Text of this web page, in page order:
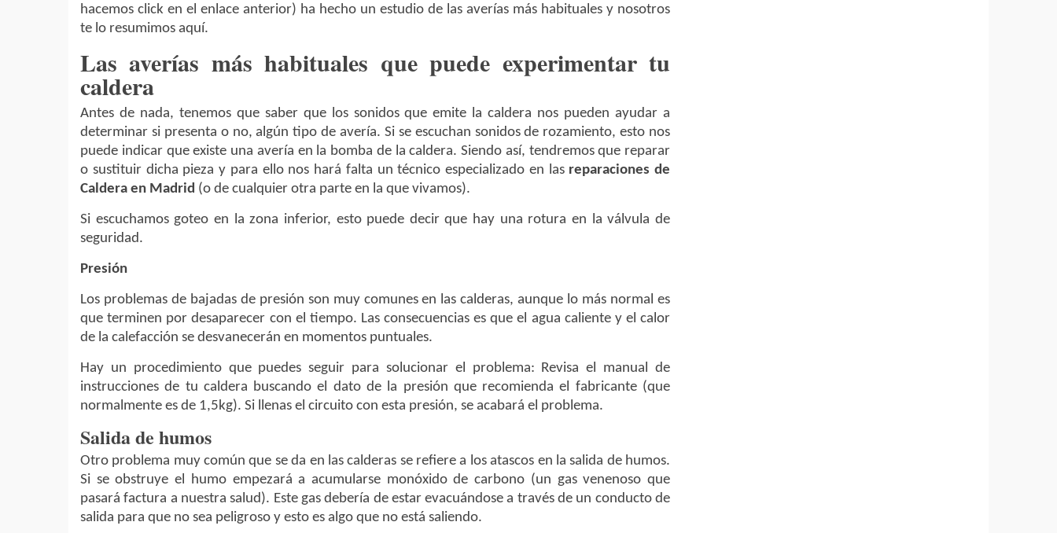
hacemos click en el enlace anterior) ha hecho un estudio de las averías más habituales y nosotros
te lo resumimos aquí.
Las averías más habituales que puede experimentar tu
caldera
Antes de nada, tenemos que saber que los sonidos que emite la caldera nos pueden ayudar a
determinar si presenta o no, algún tipo de avería. Si se escuchan sonidos de rozamiento, esto nos
puede indicar que existe una avería en la bomba de la caldera. Siendo así, tendremos que reparar
o sustituir dicha pieza y para ello nos hará falta un técnico especializado en las reparaciones de
Caldera en Madrid (o de cualquier otra parte en la que vivamos).
Si escuchamos goteo en la zona inferior, esto puede decir que hay una rotura en la válvula de
seguridad.
Presión
Los problemas de bajadas de presión son muy comunes en las calderas, aunque lo más normal es
que terminen por desaparecer con el tiempo. Las consecuencias es que el agua caliente y el calor
de la calefacción se desvanecerán en momentos puntuales.
Hay un procedimiento que puedes seguir para solucionar el problema: Revisa el manual de
instrucciones de tu caldera buscando el dato de la presión que recomienda el fabricante (que
normalmente es de 1,5kg). Si llenas el circuito con esta presión, se acabará el problema.
Salida de humos
Otro problema muy común que se da en las calderas se refiere a los atascos en la salida de humos.
Si se obstruye el humo empezará a acumularse monóxido de carbono (un gas venenoso que
pasará factura a nuestra salud). Este gas debería de estar evacuándose a través de un conducto de
salida para que no sea peligroso y esto es algo que no está saliendo.